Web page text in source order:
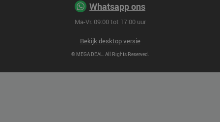
Whatsapp ons
Ma-Vr. 09:00 tot 17:00 uur
Bekijk desktop versie
© MEGA DEAL. All Rights Reserved.